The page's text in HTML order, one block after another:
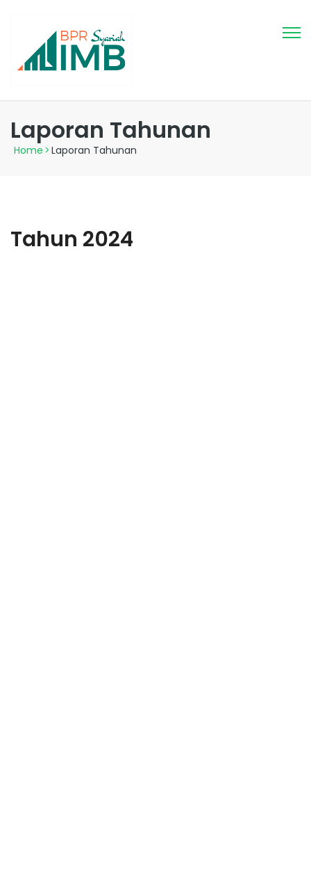
Laporan Tahunan
Home > Laporan Tahunan
Tahun 2024